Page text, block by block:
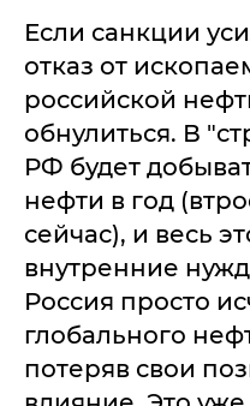
Если санкции
отказ от
российской
обнулиться. В
РФ будет
нефти в год
сейчас), и весь
внутренние
Россия просто
глобального
потеряв свои